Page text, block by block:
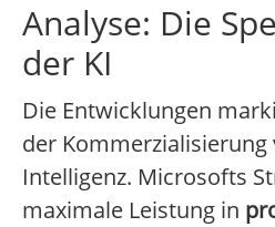
Analyse: Die
der KI
Die Entwicklungen
der
Intelligenz. Microsofts
maximale Leistung in